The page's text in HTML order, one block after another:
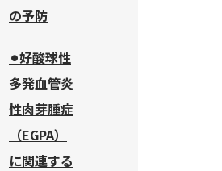
の予防
⚫︎好酸球性
多発血管炎
性肉芽腫症
（EGPA）
に関連する